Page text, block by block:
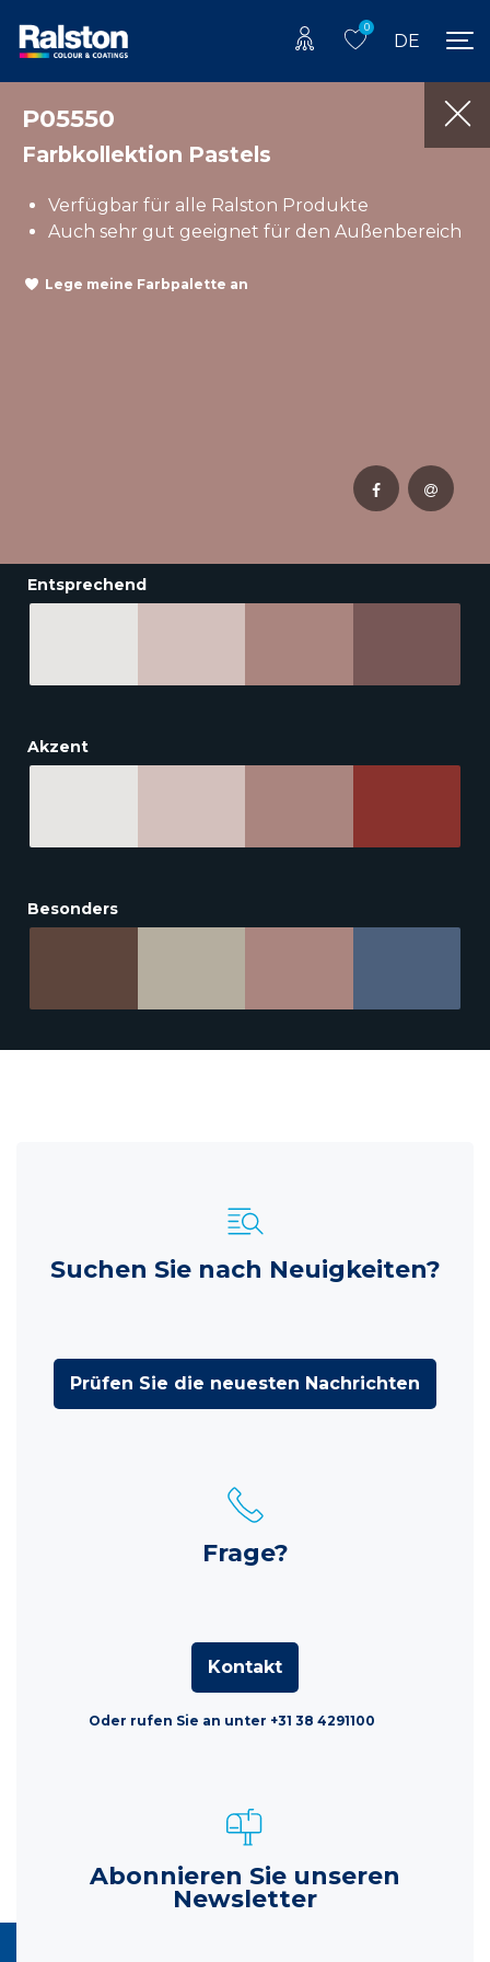
0
DE
P05550
Farbkollektion Pastels
Verfügbar für alle Ralston Produkte
Auch sehr gut geeignet für den Außenbereich
Lege meine Farbpalette an
Entsprechend
Akzent
Besonders
Suchen Sie nach Neuigkeiten?
Prüfen Sie die neuesten Nachrichten
Frage?
Kontakt
Oder rufen Sie an unter +31 38 4291100
Abonnieren Sie unseren
Newsletter